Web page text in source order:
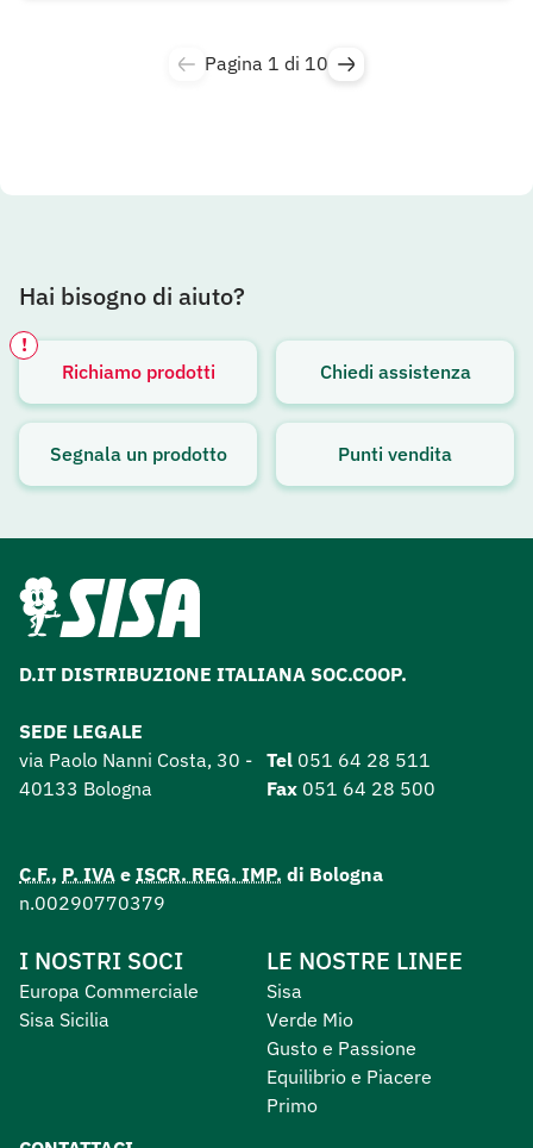
Pagina 1 di 10
Hai bisogno di aiuto?
Richiamo prodotti
!
Avviso attivo
Chiedi assistenza
Segnala un prodotto Punti vendita
D.IT DISTRIBUZIONE ITALIANA SOC.COOP.
SEDE LEGALE
via Paolo Nanni Costa, 30 -
40133 Bologna
Tel 051 64 28 511
Fax 051 64 28 500
C.F., P. IVA e ISCR. REG. IMP. di Bologna
n.00290770379
I NOSTRI SOCI
Europa Commerciale
Sisa Sicilia
LE NOSTRE LINEE
Sisa
Verde Mio
Gusto e Passione
Equilibrio e Piacere
Primo